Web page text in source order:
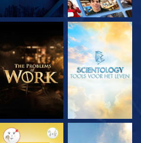
VERKEN DE SERIE VERKEN DE SERIE